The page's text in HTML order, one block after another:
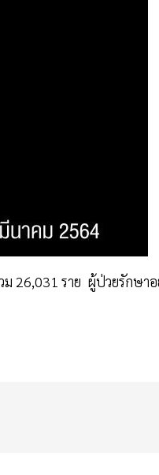
26,031 ราย ผู้ป่วยรักษา